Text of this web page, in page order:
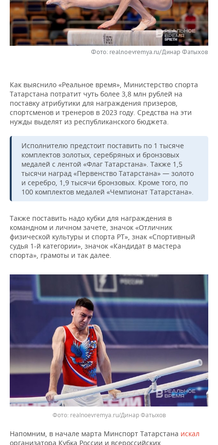
НЕФТЕХИМИЯ
НЕФТЬ
ОПК
РОЗНИЧНАЯ ТОРГОВЛЯ
ТРАНСПОРТ
НОВОСТИ ТЕХНОЛОГИЙ
IT
ТЕЛЕКОММУНИКАЦИИ
МЕРОПРИЯТИЯ
НОВОСТИ МЕРОПРИЯТИЙ
БИЗНЕС-БРАНЧИ
ONLINE-КОНФЕРЕНЦИИ
СПОРТ
ФУТБОЛ
ХОККЕЙ
ВОЛЕЙБОЛ
КИБЕРСПОРТ
ФИГУРНОЕ КАТАНИЕ
ВОДНЫЕ ВИДЫ СПОРТА
ХОККЕЙ С МЯЧОМ
НОВОСТИ ОБЩЕСТВА
ВЛАСТЬ
ИСТОРИЯ
КУЛЬТУРА
МЕДИЦИНА
ОБРАЗОВАНИЕ
ПРОИСШЕСТВИЯ
ФОТОГАЛЕРЕЯ
СЮЖЕТЫ
СПИСОК ПЕРСОН
СПИСОК КОМПАНИЙ
ПОЛНАЯ ВЕРСИЯ
Фото: realnoevremya.ru/Динар Фатыхов
Как выяснило «Реальное время», Министерство спорта
Татарстана потратит чуть более 3,8 млн рублей на
поставку атрибутики для награждения призеров,
спортсменов и тренеров в 2023 году. Средства на эти
нужды выделят из республиканского бюджета.
Исполнителю предстоит поставить по 1 тысяче
комплектов золотых, серебряных и бронзовых
медалей с лентой «Флаг Татарстана». Также 1,5
тысячи наград «Первенство Татарстана» — золото
и серебро, 1,9 тысячи бронзовых. Кроме того, по
100 комплектов медалей «Чемпионат Татарстана».
Также поставить надо кубки для награждения в
командном и личном зачете, значок «Отличник
физической культуры и спорта РТ», знак «Спортивный
судья 1-й категории», значок «Кандидат в мастера
спорта», грамоты и так далее.
Фото: realnoevremya.ru/Динар Фатыхов
Напомним, в начале марта Минспорт Татарстана искал
организатора Кубка России и всероссийских